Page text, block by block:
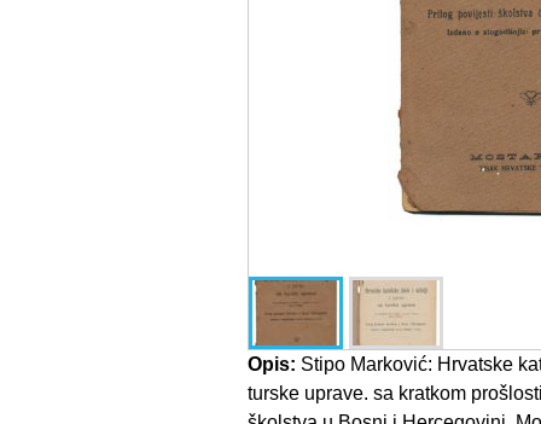
Opis: Stipo Marković: Hrvatske
turske uprave. sa kratkom